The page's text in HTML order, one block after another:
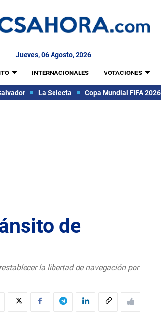
Jueves, 06 Agosto, 2026
INTERNACIONALES VOTACIONES
La Selecta Copa Mundial FIFA 2026
de
la libertad de navegación por